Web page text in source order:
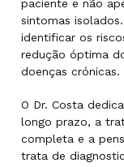
paciente e não
sintomas
identificar os
redução óptima
doenças crónicas.
O Dr. Costa
longo prazo, a
completa e a
trata de